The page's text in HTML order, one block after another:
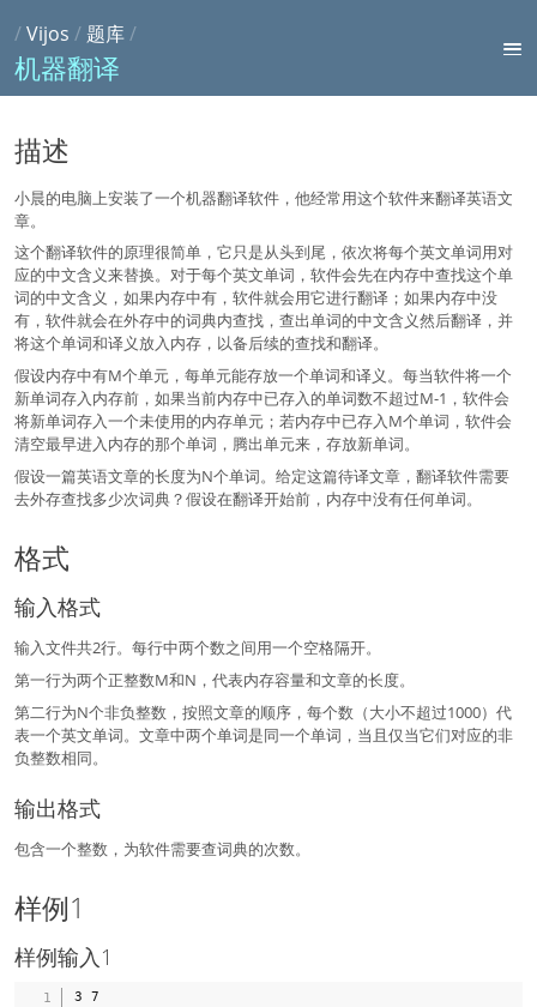
/Vijos / 题库/
机器翻译
描述
小晨的电脑上安装了一个机器翻译软件，他经常用这个软件来翻译英语文
章。
这个翻译软件的原理很简单，它只是从头到尾，依次将每个英文单词用对
应的中文含义来替换。对于每个英文单词，软件会先在内存中查找这个单
词的中文含义，如果内存中有，软件就会用它进行翻译；如果内存中没
有，软件就会在外存中的词典内查找，查出单词的中文含义然后翻译，并
将这个单词和译义放入内存，以备后续的查找和翻译。
假设内存中有M个单元，每单元能存放一个单词和译义。每当软件将一个
新单词存入内存前，如果当前内存中已存入的单词数不超过M-1，软件会
将新单词存入一个未使用的内存单元；若内存中已存入M个单词，软件会
清空最早进入内存的那个单词，腾出单元来，存放新单词。
假设一篇英语文章的长度为N个单词。给定这篇待译文章，翻译软件需要
去外存查找多少次词典？假设在翻译开始前，内存中没有任何单词。
格式
输入格式
输入文件共2行。每行中两个数之间用一个空格隔开。
第一行为两个正整数M和N，代表内存容量和文章的长度。
第二行为N个非负整数，按照文章的顺序，每个数（大小不超过1000）代
表一个英文单词。文章中两个单词是同一个单词，当且仅当它们对应的非
负整数相同。
输出格式
包含一个整数，为软件需要查词典的次数。
样例1
样例输入1
3 7